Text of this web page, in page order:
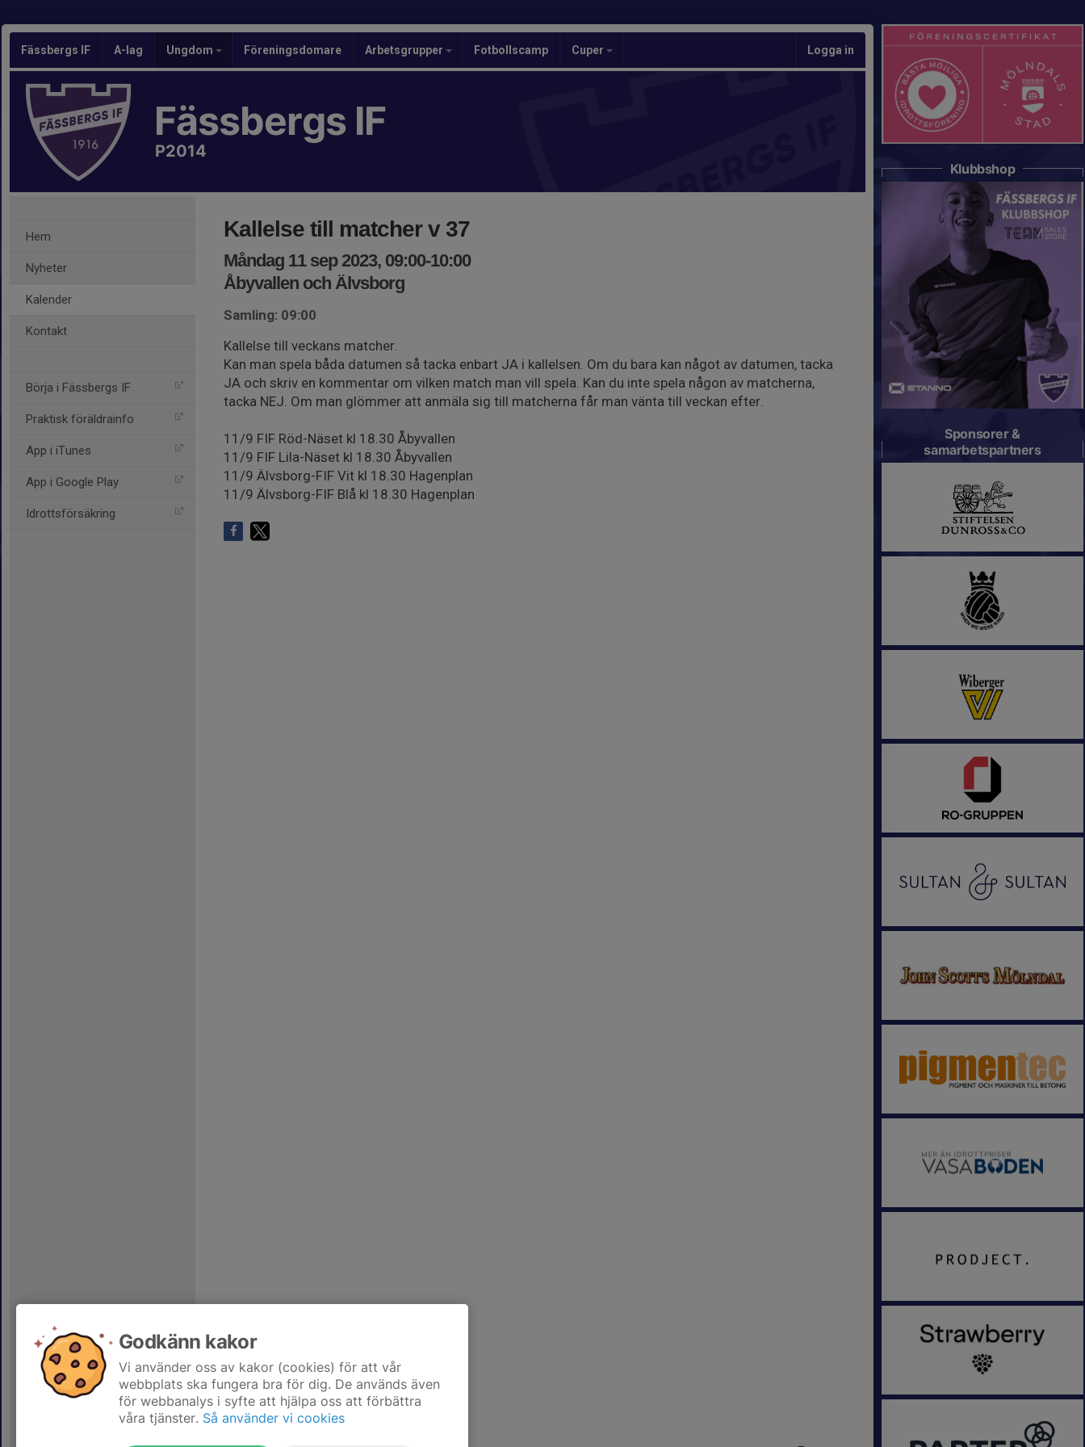
Fässbergs IF A-lag Ungdom Föreningsdomare Arbetsgrupper Fotbollscamp Cuper Logga in
Fässbergs IF
P2014
Hem
Nyheter
Kalender
Kontakt
Börja i Fässbergs IF
Praktisk föräldrainfo
App i iTunes
App i Google Play
Idrottsförsäkring
Kallelse till matcher v 37
Måndag 11 sep 2023, 09:00-10:00
Åbyvallen och Älvsborg
Samling: 09:00
Kallelse till veckans matcher.
Kan man spela båda datumen så tacka enbart JA i kallelsen. Om du bara kan något av datumen, tacka
JA och skriv en kommentar om vilken match man vill spela. Kan du inte spela någon av matcherna,
tacka NEJ. Om man glömmer att anmäla sig till matcherna får man vänta till veckan efter.
11/9 FIF Röd-Näset kl 18.30 Åbyvallen
11/9 FIF Lila-Näset kl 18.30 Åbyvallen
11/9 Älvsborg-FIF Vit kl 18.30 Hagenplan
11/9 Älvsborg-FIF Blå kl 18.30 Hagenplan
Klubbshop
Sponsorer &
samarbetspartners
Godkänn kakor
Vi använder oss av kakor (cookies) för att vår
webbplats ska fungera bra för dig. De används även
för webbanalys i syfte att hjälpa oss att förbättra
våra tjänster. Så använder vi cookies